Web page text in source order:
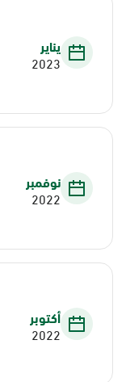
يناير
2023
نوفمبر
2022
أكتوبر
2022